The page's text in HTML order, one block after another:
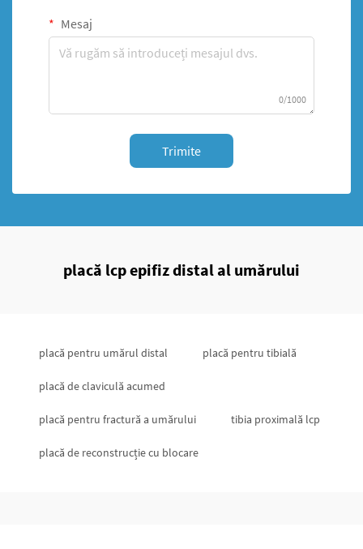
Mesaj
0/1000
Trimite
placă lcp epifiz distal al umărului
placă pentru umărul distal placă pentru tibială
placă de claviculă acumed
placă pentru fractură a umărului tibia proximală lcp
placă de reconstrucție cu blocare